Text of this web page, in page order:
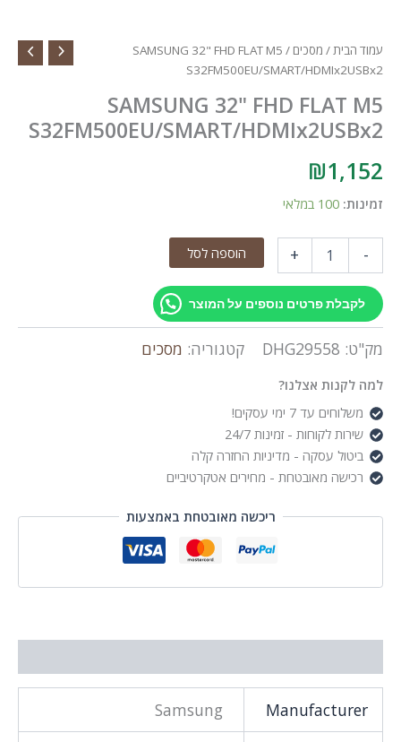
עמוד הבית/ מסכים
/ SAMSUNG 32" FHD FLAT M5
S32FM500EU/SMART/HDMIx2USBx2
SAMSUNG 32" FHD FLAT M5
S32FM500EU/SMART/HDMIx2USBx2
₪1,152
זמינות: 100 במלאי
-
32"
FHD
M5
+ הוספה לסל
לקבלת פרטים נוספים על המוצר
מק"ט: DHG29558 קטגוריה: מסכים
למה לקנות אצלנו?
משלוחים עד 7 ימי עסקים!
שירות לקוחות - זמינות 24/7
ביטול עסקה - מדיניות החזרה קלה
רכישה מאובטחת - מחירים אטקרטיביים
ריכשה מאובטחת באמצעות
Manufacturer
Samsung